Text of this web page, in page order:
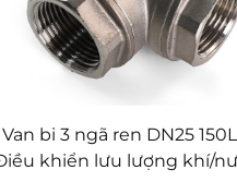
Van bi 3 ngã ren DN25
khiển lưu lượng khí/